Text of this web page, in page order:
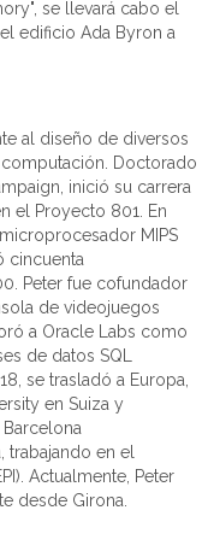
se llevará cabo el
edificio Ada Byron a
al diseño de diversos
Doctorado
inició su carrera
el Proyecto 801. En
MIPS
cincuenta
Peter fue cofundador
de videojuegos
a Oracle Labs como
de datos SQL
se trasladó a Europa,
en Suiza y
trabajando en el
Actualmente, Peter
desde Girona.